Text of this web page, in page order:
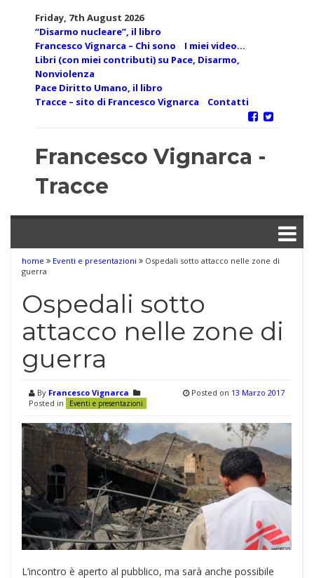
Friday, 7th August 2026
“Disarmo nucleare”, il libro
Francesco Vignarca – Chi sono
I miei video…
Libri (con miei contributi) su Pace, Disarmo,
Nonviolenza
Pace Diritto Umano, il libro
Tracce – sito di Francesco Vignarca
Contatti
Francesco Vignarca -
Tracce
home Eventi e presentazioni
Ospedali sotto attacco nelle zone di
guerra
Ospedali sotto
attacco nelle zone di
guerra
By Francesco Vignarca
Posted in
Eventi e presentazioni
Posted on 13 Marzo 2017
L’incontro è aperto al pubblico, ma sarà anche possibile